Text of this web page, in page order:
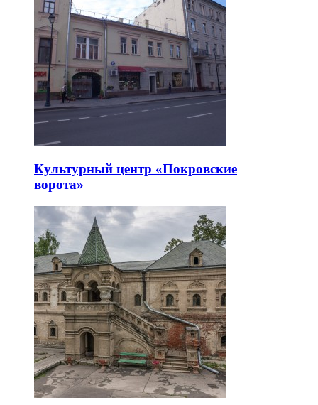
Культурный центр «Покровские
ворота»